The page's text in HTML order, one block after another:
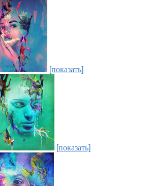
[показать]
[показать]